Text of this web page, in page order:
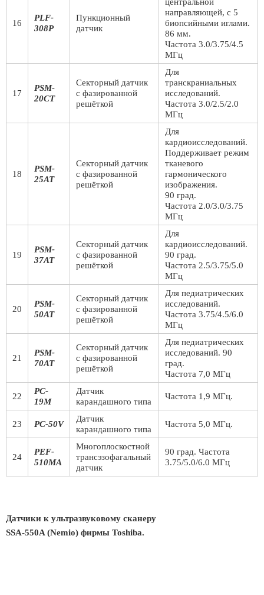
16
PLF-
308P
Пункционный
датчик
направляющей, с 5
биопсийными иглами.
86 мм.
Частота 3.0/3.75/4.5
МГц
17
PSM-
20CT
Секторный датчик
с фазированной
решёткой
Для
транскраниальных
исследований.
Частота 3.0/2.5/2.0
МГц
18
PSM-
25AT
Секторный датчик
с фазированной
решёткой
Для
кардиоисследований.
Поддерживает режим
тканевого
гармонического
изображения.
90 град.
Частота 2.0/3.0/3.75
МГц
19
PSM-
37AT
Секторный датчик
с фазированной
решёткой
Для
кардиоисследований.
90 град.
Частота 2.5/3.75/5.0
МГц
20
PSM-
50AT
Секторный датчик
с фазированной
решёткой
Для педиатрических
исследований.
Частота 3.75/4.5/6.0
МГц
21
PSM-
70AT
Секторный датчик
с фазированной
решёткой
Для педиатрических
исследований. 90
град.
Частота 7,0 МГц
22
PC-
19M
Датчик
карандашного типа
Частота 1,9 МГц.
23 PC-50V
Датчик
карандашного типа
Частота 5,0 МГц.
24
PEF-
510MA
Многоплоскостной
трансэзофагальный
датчик
90 град. Частота
3.75/5.0/6.0 МГц
Датчики к ультразвуковому сканеру
SSA-550A (Nemio) фирмы Toshiba.